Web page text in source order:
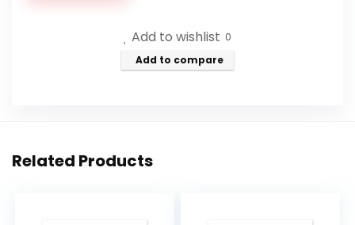
Add to wishlist 0
Add to compare
Related Products